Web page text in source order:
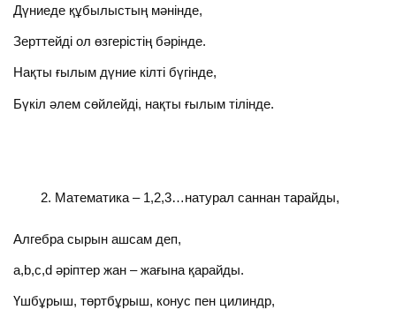
Дүниеде құбылыстың мәнінде,
Зерттейді ол өзгерістің бәрінде.
Нақты ғылым дүние кілті бүгінде,
Бүкіл әлем сөйлейді, нақты ғылым тілінде.
Математика – 1,2,3…натурал саннан тарайды,
Алгебра сырын ашсам деп,
a,b,c,d әріптер жан – жағына қарайды.
Үшбұрыш, төртбұрыш, конус пен цилиндр,